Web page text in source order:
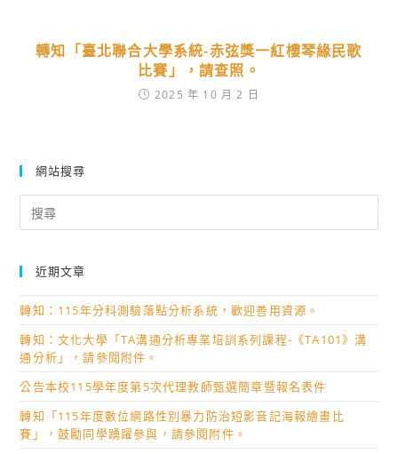
轉知「臺北聯合大學系統-赤弦獎一紅樓琴緣民歌
比賽」，請查照。
2025 年 10 月 2 日
網站搜尋
for:
近期文章
轉知：115年分科測驗落點分析系統，歡迎善用資源。
轉知：文化大學「TA溝通分析專業培訓系列課程-《TA101》溝
通分析」，請參閱附件。
公告本校115學年度第5次代理教師甄選簡章暨報名表件
轉知「115年度數位網路性別暴力防治短影音記海報繪畫比
賽」，鼓勵同學踴躍參與，請參閱附件。